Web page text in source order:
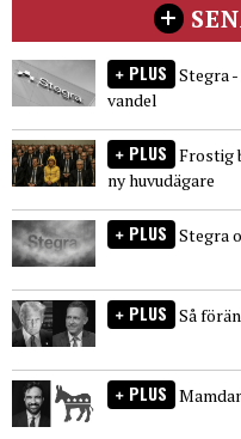
PLUS Stegra
vandel
PLUS Frostig
ny huvudägare
PLUS Stegra
PLUS Så
PLUS